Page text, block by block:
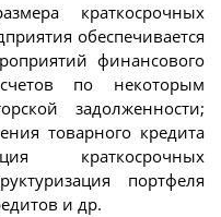
краткосрочных
обеспечивается
финансового
по некоторым
задолженности;
товарного кредита
краткосрочных
портфеля
и др.